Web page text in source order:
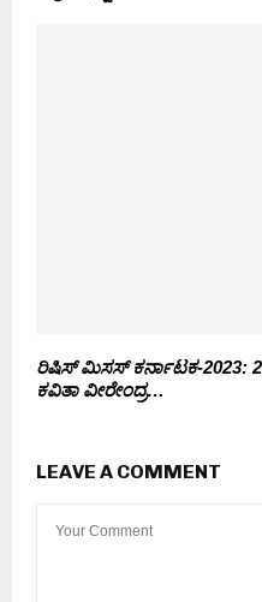
ರಿಷಿಸ್ ಮಿಸಸ್ ಕರ್ನಾಟಕ-2023:
ಕವಿತಾ ವೀರೇಂದ್ರ…
LEAVE A COMMENT